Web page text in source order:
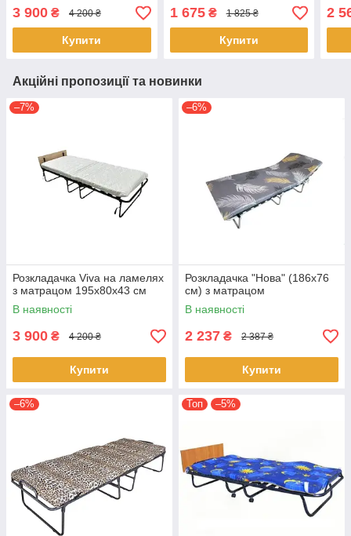
3 900 ₴ 4 200 ₴
Купити
1 675₴ 1 825 ₴
Купити
2
Акційні пропозиції та новинки
–7%
Розкладачка Viva на ламелях
з матрацом 195х80х43 см
В наявності
3 900 ₴ 4 200 ₴
Купити
–6%
Розкладачка "Нова" (186х76
см) з матрацом
В наявності
2 237 ₴ 2 387 ₴
Купити
–6% Топ –5%